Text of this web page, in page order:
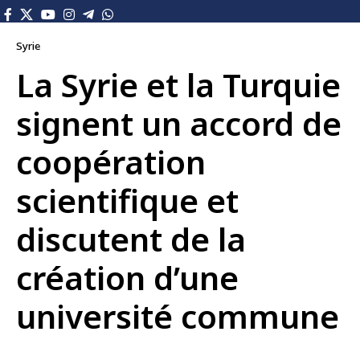
Syrie
La Syrie et la Turquie
signent un accord de
coopération
scientifique et
discutent de la
création d’une
université commune